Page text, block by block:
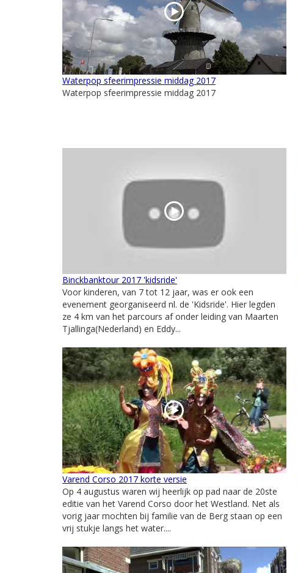
Waterpop sfeerimpressie middag 2017
Waterpop sfeerimpressie middag 2017
Binckbanktour 2017 'kidsride'
Voor kinderen, van 7 tot 12 jaar, was er ook een
evenement georganiseerd nl. de 'Kidsride'. Hier legden
ze 4 km van het parcours af onder leiding van Maarten
Tjallinga(Nederland) en Eddy...
Varend Corso 2017 korte versie
Op 4 augustus waren wij heerlijk op pad naar de 20ste
editie van het Varend Corso door het Westland. Net als
vorig jaar mochten bij familie van de Berg staan op een
vrij stukje langs het water....